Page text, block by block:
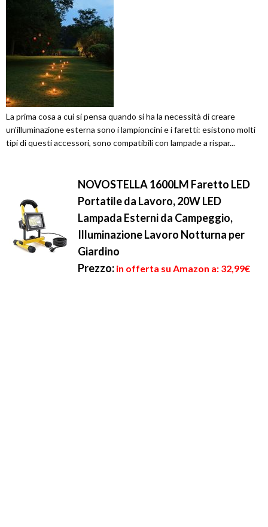
La prima cosa a cui si pensa quando si ha la necessità di creare
un'illuminazione esterna sono i lampioncini e i faretti: esistono molti
tipi di questi accessori, sono compatibili con lampade a rispar...
NOVOSTELLA 1600LM Faretto LED
Portatile da Lavoro, 20W LED
Lampada Esterni da Campeggio,
Illuminazione Lavoro Notturna per
Giardino
Prezzo: in offerta su Amazon a: 32,99€